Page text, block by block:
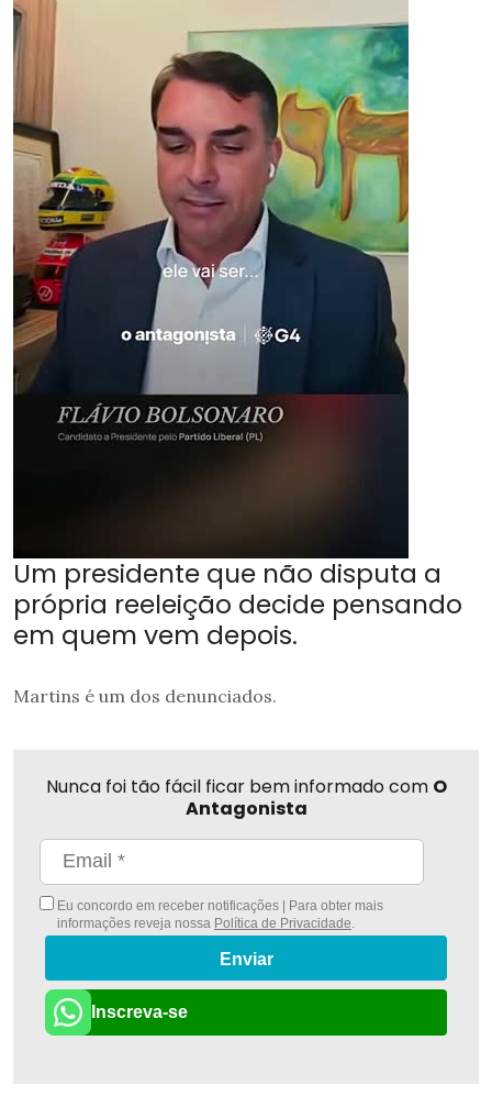
Um presidente que não disputa a
própria reeleição decide pensando
em quem vem depois.
Martins é um dos denunciados.
Nunca foi tão fácil ficar bem informado com O
Antagonista
Eu concordo em receber notificações | Para obter mais
informações reveja nossa Política de Privacidade
Enviar
Inscreva-se